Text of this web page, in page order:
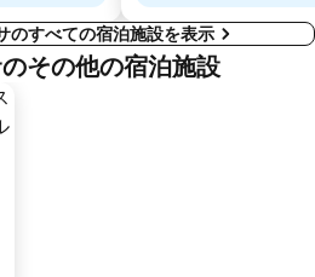
のすべての宿泊施設を表示
その他の宿泊施設